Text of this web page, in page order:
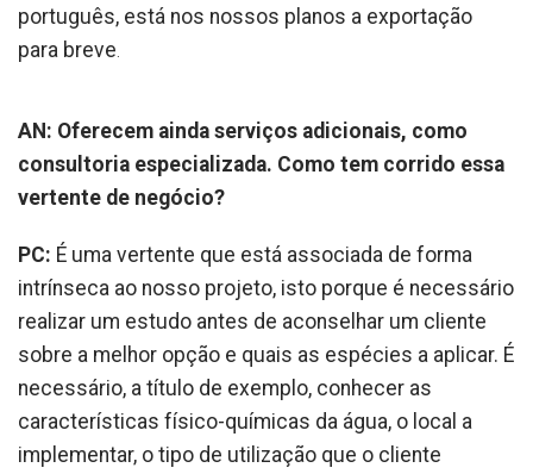
português, está nos nossos planos a exportação
para breve
AN: Oferecem ainda serviços adicionais, como
consultoria especializada. Como tem corrido essa
vertente de negócio?
PC: É uma vertente que está associada de forma
intrínseca ao nosso projeto, isto porque é necessário
realizar um estudo antes de aconselhar um cliente
sobre a melhor opção e quais as espécies a aplicar. É
necessário, a título de exemplo, conhecer as
características físico-químicas da água, o local a
implementar, o tipo de utilização que o cliente